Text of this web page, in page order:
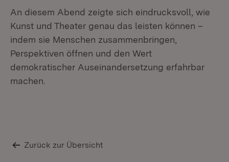
An diesem Abend zeigte sich eindrucksvoll, wie
Kunst und Theater genau das leisten können –
indem sie Menschen zusammenbringen,
Perspektiven öffnen und den Wert
demokratischer Auseinandersetzung erfahrbar
machen.
Zurück zur Übersicht